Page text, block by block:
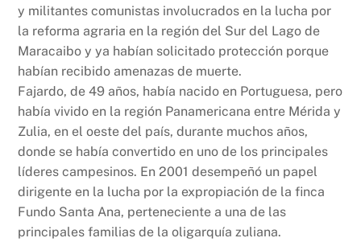
y militantes comunistas involucrados en la lucha por
la reforma agraria en la región del Sur del Lago de
Maracaibo y ya habían solicitado protección porque
habían recibido amenazas de muerte.
Fajardo, de 49 años, había nacido en Portuguesa, pero
había vivido en la región Panamericana entre Mérida y
Zulia, en el oeste del país, durante muchos años,
donde se había convertido en uno de los principales
líderes campesinos. En 2001 desempeñó un papel
dirigente en la lucha por la expropiación de la finca
Fundo Santa Ana, perteneciente a una de las
principales familias de la oligarquía zuliana.